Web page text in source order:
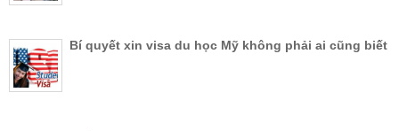
Bí quyết xin visa du học Mỹ không phải ai cũng biết